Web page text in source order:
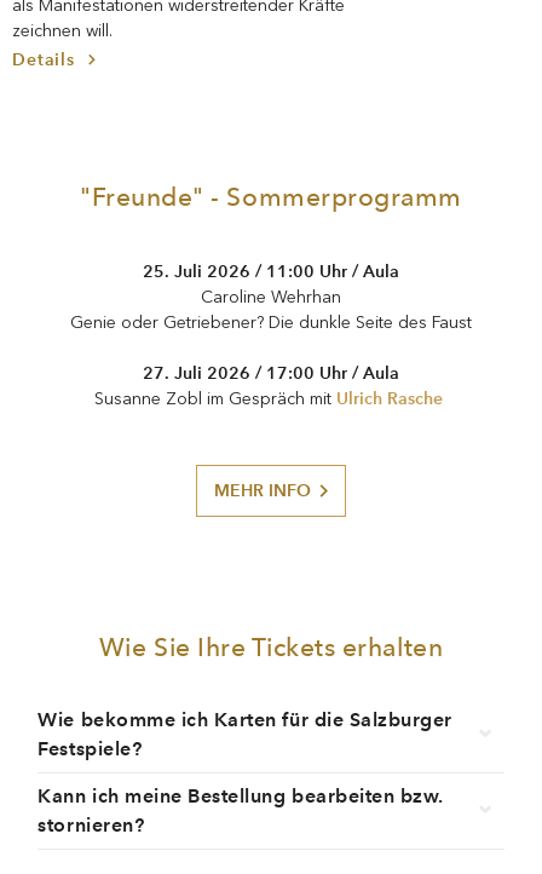
als Manifestationen widerstreitender Kräfte
zeichnen will.
Details
"Freunde" - Sommerprogramm
25. Juli 2026 / 11:00 Uhr / Aula
Caroline Wehrhan
Genie oder Getriebener? Die dunkle Seite des Faust
27. Juli 2026 / 17:00 Uhr / Aula
Susanne Zobl im Gespräch mit Ulrich Rasche
MEHR INFO
Wie Sie Ihre Tickets erhalten
Wie bekomme ich Karten für die Salzburger
Festspiele?
Kann ich meine Bestellung bearbeiten bzw.
stornieren?